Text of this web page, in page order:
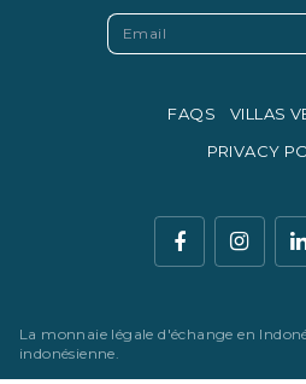
FAQS
VILLAS
PRIVACY
La monnaie légale d'échange en
indonésienne.